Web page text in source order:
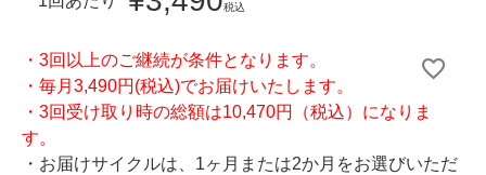
税込
・3回以上のご継続が条件となります。
・毎月3,490円(税込)でお届けいたします。
・3回受け取り時の総額は10,470円（税込）になりま
す。
・お届けサイクルは、1ヶ月または2か月をお選びいただ